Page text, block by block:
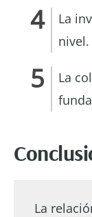
La
nivel.
La
La